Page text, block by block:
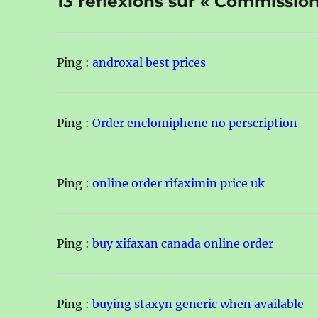
Ping :androxal best prices
Ping :Order enclomiphene no perscription
Ping :online order rifaximin price uk
Ping :buy xifaxan canada online order
Ping :buying staxyn generic when available